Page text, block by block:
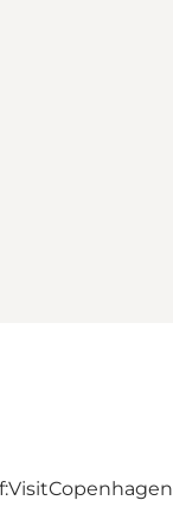
VisitCopenhagen